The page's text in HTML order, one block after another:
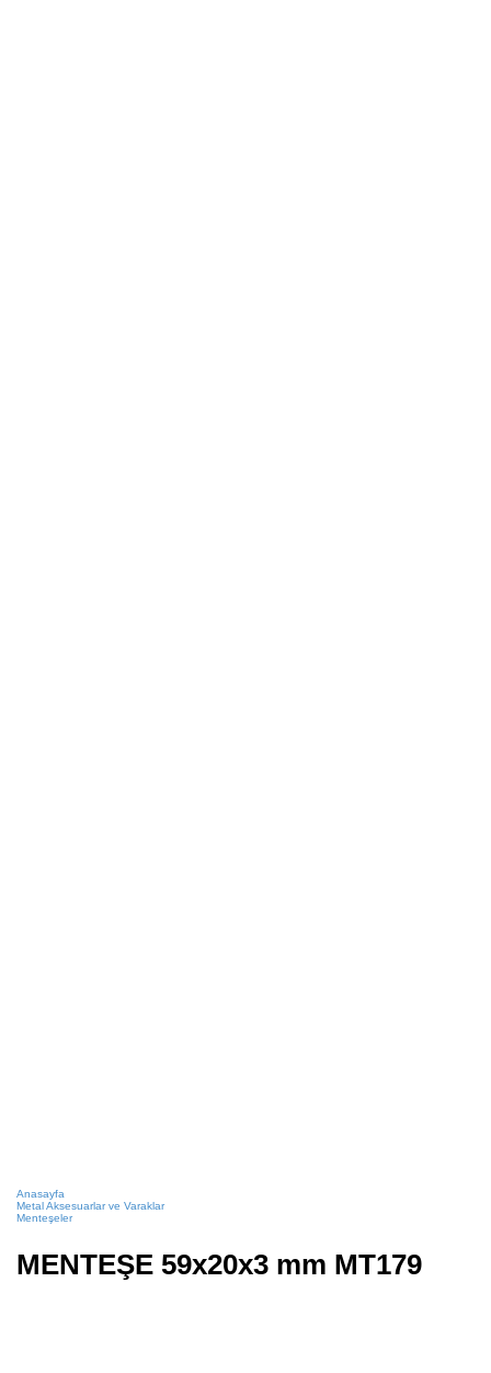
Anasayfa
Metal Aksesuarlar ve Varaklar
Menteşeler
MENTEŞE 59x20x3 mm MT179